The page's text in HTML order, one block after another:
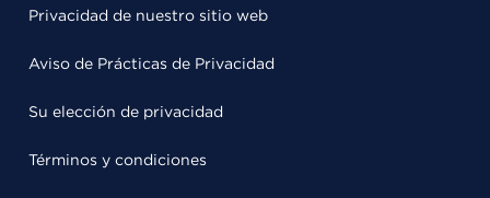
Privacidad de nuestro sitio web
Aviso de Prácticas de Privacidad
Su elección de privacidad
Términos y condiciones